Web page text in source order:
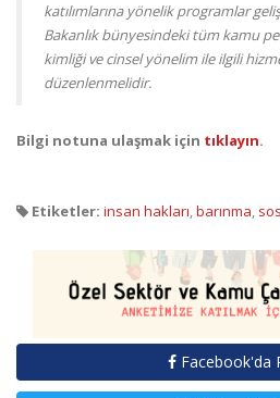
katılımlarına yönelik programlar
Bakanlık bünyesindeki tüm kamu
kimliği ve cinsel yönelim ile ilgili
düzenlenmelidir.
Bilgi notuna ulaşmak için tıklayın.
Etiketler: insan hakları,barınma,
Facebook'da